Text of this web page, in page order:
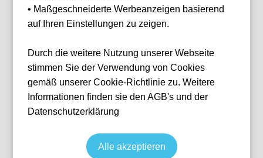
Club Omar Sivori
20:45
9 verfügbar
Italien
Juventus Stadium
• Maßgeschneiderte Werbeanzeigen basierend
auf Ihren Einstellungen zu zeigen.
Durch die weitere Nutzung unserer Webseite
stimmen Sie der Verwendung von Cookies
gemäß unserer Cookie-Richtlinie zu. Weitere
Informationen finden sie den AGB's und der
Datenschutzerklärung
Alle akzeptieren